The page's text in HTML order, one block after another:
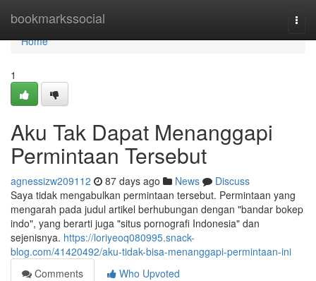
bookmarkssocial
Home
Home
1
Aku Tak Dapat Menanggapi
Permintaan Tersebut
agnessizw209112 87 days ago News
Discuss
Saya tidak mengabulkan permintaan tersebut. Permintaan yang
mengarah pada judul artikel berhubungan dengan "bandar bokep
indo", yang berarti juga "situs pornografi Indonesia" dan
sejenisnya. https://loriyeoq080995.snack-
blog.com/41420492/aku-tidak-bisa-menanggapi-permintaan-ini
Comments
Who Upvoted